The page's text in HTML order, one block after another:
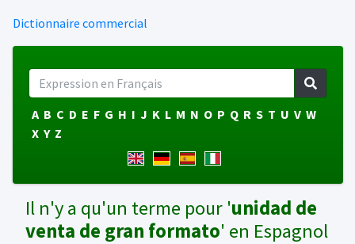
Dictionnaire commercial
A B C D E F G H I J K L M N O P Q R S T U V W
X Y Z
Il n'y a qu'un terme pour 'unidad de
venta de gran formato' en Espagnol